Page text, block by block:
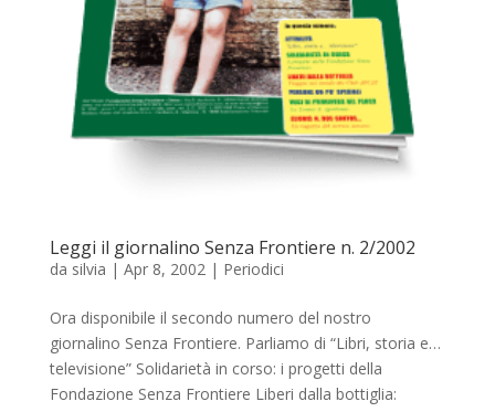
Leggi il giornalino Senza Frontiere n. 2/2002
da silvia | Apr 8, 2002| Periodici
Ora disponibile il secondo numero del nostro
giornalino Senza Frontiere. Parliamo di “Libri, storia e…
televisione” Solidarietà in corso: i progetti della
Fondazione Senza Frontiere Liberi dalla bottiglia: